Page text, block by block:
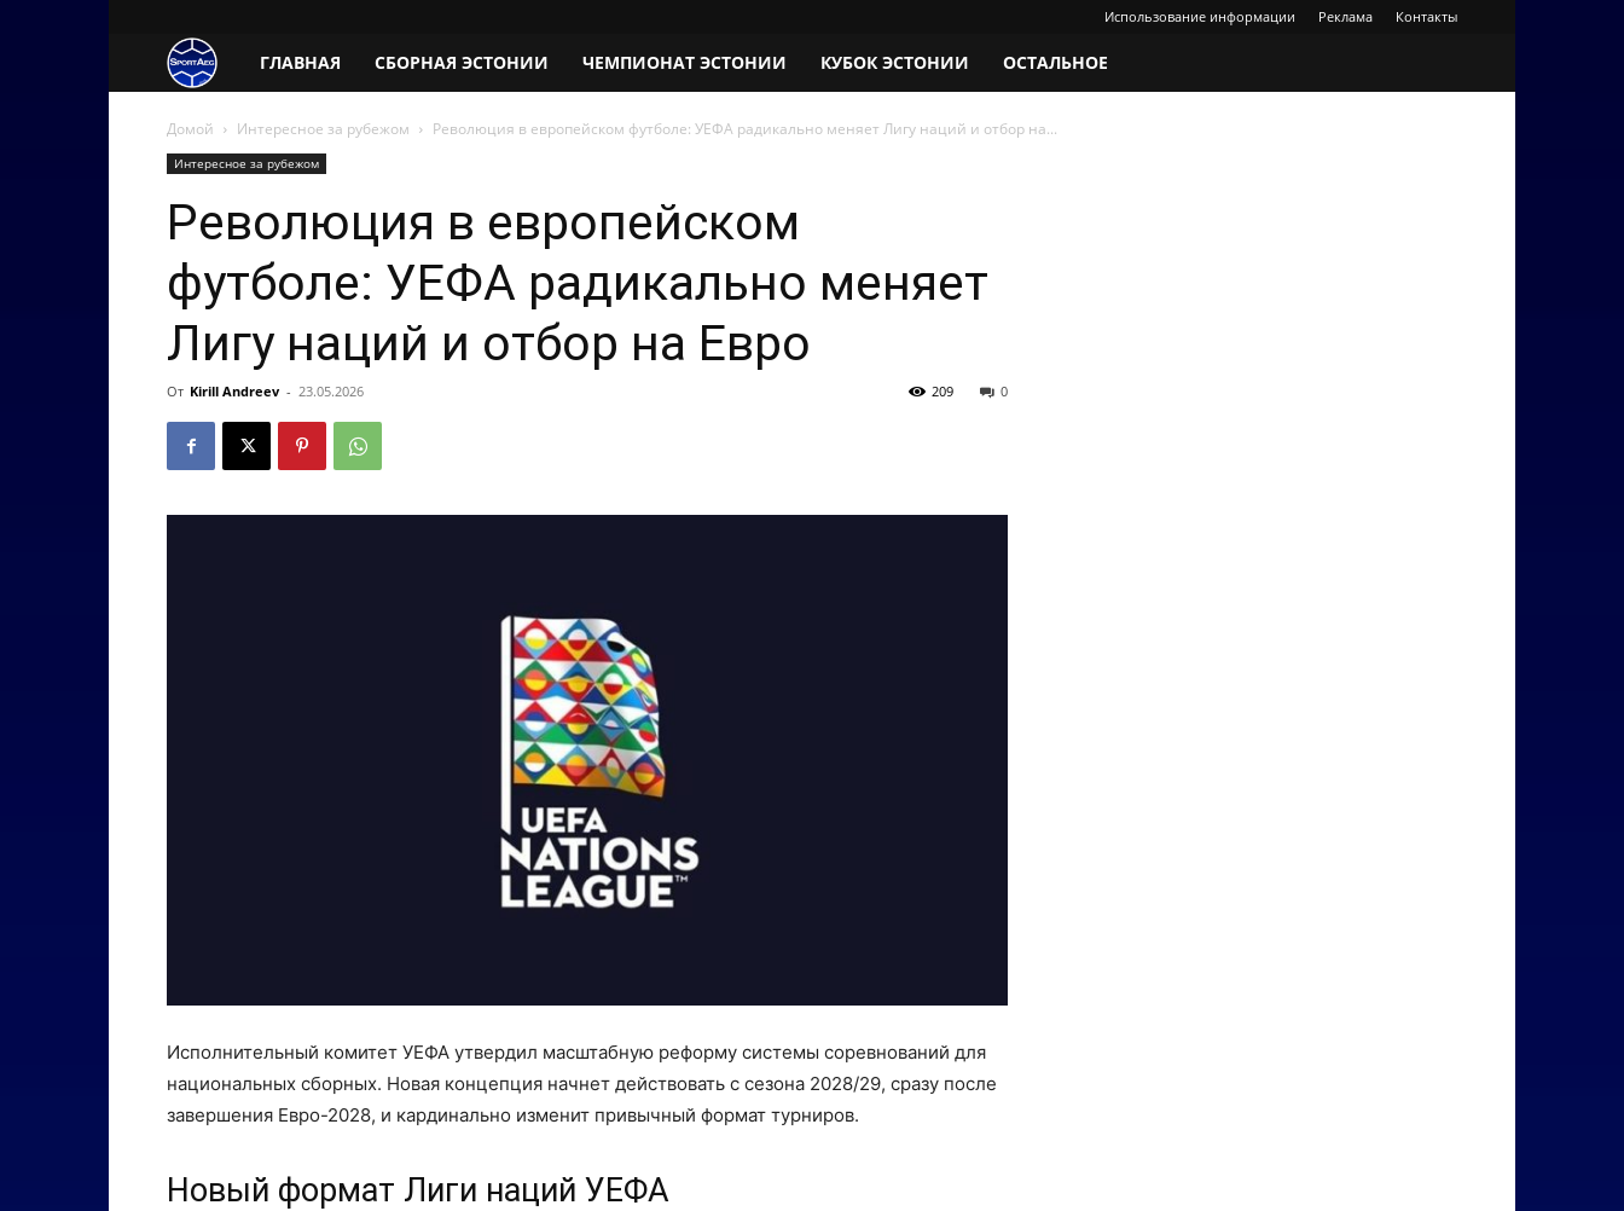
Использование информации Реклама Контакты
SportAeg.EE
ГЛАВНАЯ СБОРНАЯ ЭСТОНИИ ЧЕМПИОНАТ ЭСТОНИИ КУБОК ЭСТОНИИ ОСТАЛЬНОЕ
Домой Интересное за рубежом Революция в европейском футболе: УЕФА радикально меняет Лигу наций и отбор на...
Интересное за рубежом
Революция в европейском
футболе: УЕФА радикально меняет
Лигу наций и отбор на Евро
От Kirill Andreev - 23.05.2026 0
209
Исполнительный комитет УЕФА утвердил масштабную реформу системы соревнований для
национальных сборных. Новая концепция начнет действовать с сезона 2028/29, сразу после
завершения Евро-2028, и кардинально изменит привычный формат турниров.
Новый формат Лиги наций УЕФА